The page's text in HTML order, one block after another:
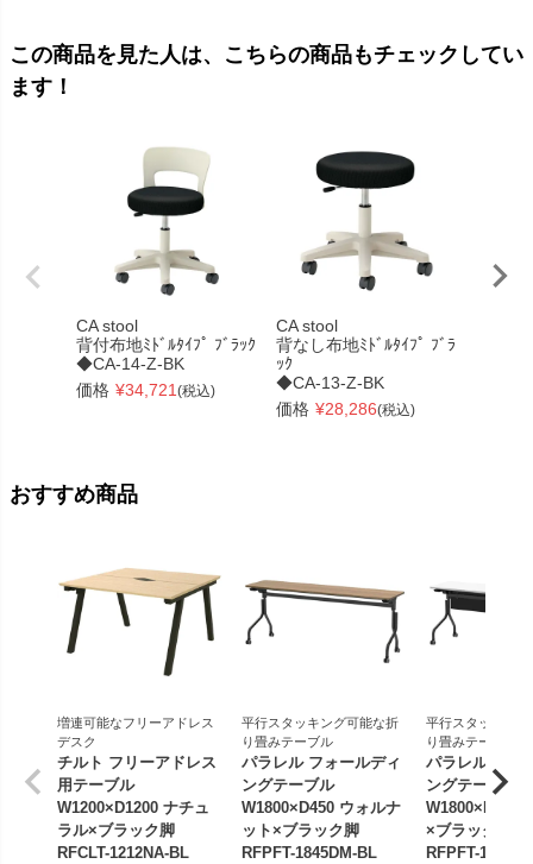
この商品を見た人は、こちらの商品もチェックしてい
ます！
CA stool
背付布地ﾐﾄﾞﾙﾀｲﾌﾟ ﾌﾞﾗｯｸ
◆CA-14-Z-BK
価格 ¥34,721 (税込)
CA stool
背なし布地ﾐﾄﾞﾙﾀｲﾌﾟ ﾌﾞﾗ
ｯｸ
◆CA-13-Z-BK
価格 ¥28,286(税込)
おすすめ商品
増連可能なフリーアドレス
デスク
チルト フリーアドレス
用テーブル
W1200×D1200 ナチュ
ラル×ブラック脚
RFCLT-1212NA-BL
平行スタッキング可能な折
り畳みテーブル
パラレル フォールディ
ングテーブル
W1800×D450 ウォルナ
ット×ブラック脚
RFPFT-1845DM-BL
平行スタッキン
り畳みテーブル
パラレル フォ
ングテーブル
W1800×D450
×ブラック脚
RFPFT-